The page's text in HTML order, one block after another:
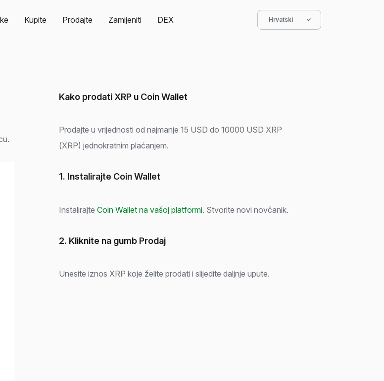
Kupite Prodajte Zamijeniti DEX Hrvatski
Kako prodati XRP u Coin Wallet
Prodajte u vrijednosti od najmanje 15 USD do 10000 USD XRP
(XRP) jednokratnim plaćanjem.
1. Instalirajte Coin Wallet
Instalirajte Coin Wallet na vašoj platformi. Stvorite novi novčanik.
2. Kliknite na gumb Prodaj
Unesite iznos XRP koje želite prodati i slijedite daljnje upute.